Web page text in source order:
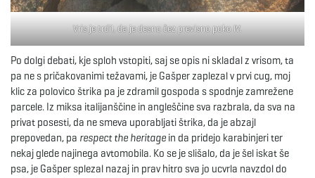
Vris je trdil, da je desno čez previsno poko IV.
Po dolgi debati, kje sploh vstopiti, saj se opis ni skladal z vrisom, ta
pa ne s pričakovanimi težavami, je Gašper zaplezal v prvi cug, moj
klic za polovico štrika pa je zdramil gospoda s spodnje zamrežene
parcele. Iz miksa italijanščine in angleščine sva razbrala, da sva na
privat posesti, da ne smeva uporabljati štrika, da je abzajl
prepovedan, pa respect the heritagein da pridejo karabinjeri ter
nekaj glede najinega avtomobila. Ko se je slišalo, da je šel iskat še
psa, je Gašper splezal nazaj in prav hitro sva jo ucvrla navzdol do